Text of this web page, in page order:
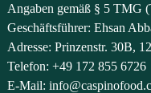
Angaben gemäß § 5 TMG
Geschäftsführer: Ehsan
Adresse: Prinzenstr. 30B,
Telefon: +49 172 855 6726
E-Mail: